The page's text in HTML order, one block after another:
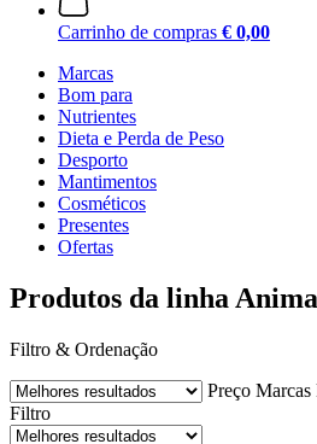
Carrinho de compras € 0,00
Marcas
Bom para
Nutrientes
Dieta e Perda de Peso
Desporto
Mantimentos
Cosméticos
Presentes
Ofertas
Produtos da linha
Filtro & Ordenação
Preço Marcas
Filtro